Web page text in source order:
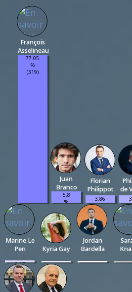
François
Asselineau
77.05
%
(319)
Juan
Branco
5.8
%
Florian
Philippot
3.86
%
(16)
de
Marine Le
Pen
0.97
%
(4)
Kyria Gay
0.72
%
(3)
Jordan
Bardella
0.72